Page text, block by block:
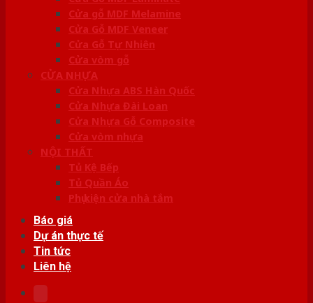
Cửa gỗ MDF Melamine
Cửa Gỗ MDF Veneer
Cửa Gỗ Tự Nhiên
Cửa vòm gỗ
CỬA NHỰA
Cửa Nhựa ABS Hàn Quốc
Cửa Nhựa Đài Loan
Cửa Nhựa Gỗ Composite
Cửa vòm nhựa
NỘI THẤT
Tủ Kệ Bếp
Tủ Quần Áo
Phụ kiện cửa nhà tắm
Báo giá
Dự án thực tế
Tin tức
Liên hệ